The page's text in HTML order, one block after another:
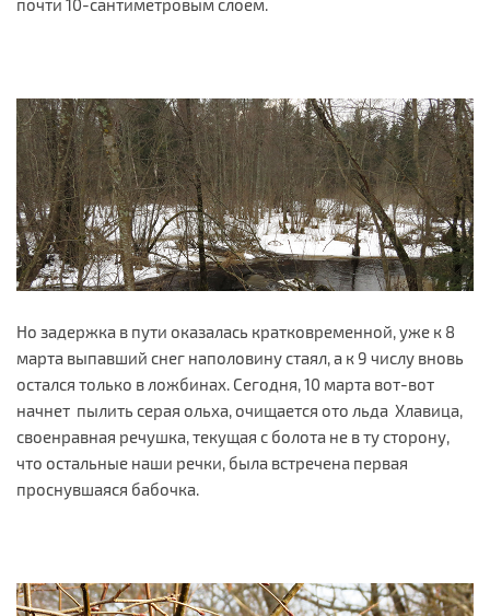
Но задержка в пути оказалась кратковременной, уже к 8
марта выпавший снег наполовину стаял, а к 9 числу вновь
остался только в ложбинах. Сегодня, 10 марта вот-вот
начнет пылить серая ольха, очищается ото льда Хлавица,
своенравная речушка, текущая с болота не в ту сторону,
что остальные наши речки, была встречена первая
проснувшаяся бабочка.